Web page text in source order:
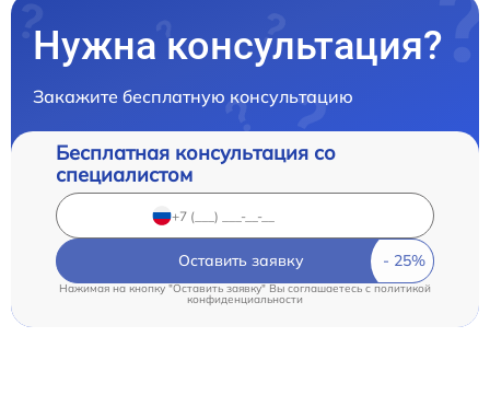
Нужна консультация?
Закажите бесплатную консультацию
Бесплатная консультация со
специалистом
Оставить заявку
Нажимая на кнопку "Оставить заявку" Вы соглашаетесь cполитикой
конфиденциальности